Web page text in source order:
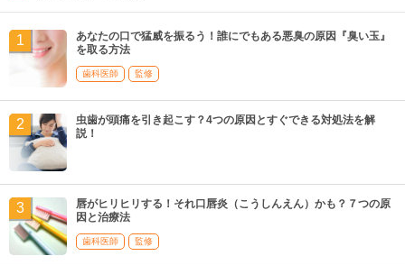
あなたの口で猛威を振るう！誰にでもある悪臭の原因『臭い玉』
を取る方法
歯科医師 監修
虫歯が頭痛を引き起こす？4つの原因とすぐできる対処法を解
説！
唇がヒリヒリする！それ口唇炎（こうしんえん）かも？７つの原
因と治療法
歯科医師 監修